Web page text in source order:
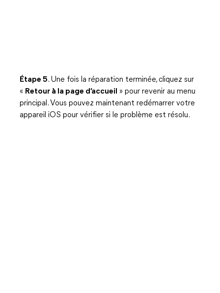
Étape 5. Une fois la réparation terminée, cliquez sur
« Retour à la page d’accueil
» pour revenir au menu
principal. Vous pouvez maintenant redémarrer votre
appareil iOS pour vérifier si le problème est résolu.